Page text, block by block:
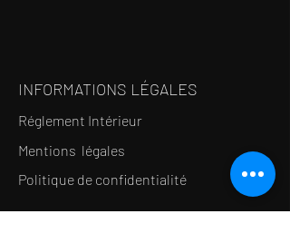
INFORMATIONS LÉGALES
Réglement Intérieur
Mentions légales
Politique de confidentialité